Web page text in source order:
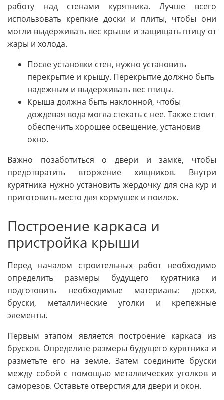
работу над стенами курятника. Лучше всего
использовать крепкие доски и плиты, чтобы они
могли выдерживать вес крыши и защищать птицу от
жары и холода.
После установки стен, нужно установить
перекрытие и крышу. Перекрытие должно быть
надежным и выдерживать вес птицы.
Крыша должна быть наклонной, чтобы
дождевая вода могла стекать с нее. Также стоит
обеспечить хорошее освещение, установив
окно.
Важно позаботиться о двери и замке, чтобы
предотвратить вторжение хищников. Внутри
курятника нужно установить жердочку для сна кур и
приготовить место для кормушек и поилок.
Построение каркаса и
пристройка крыши
Перед началом строительных работ необходимо
определить размеры будущего курятника и
подготовить необходимые материалы: доски,
бруски, металлические уголки и крепежные
элементы.
Первым этапом является построение каркаса из
брусков. Определите размеры будущего курятника и
разметьте его на земле. Затем соедините бруски
между собой с помощью металлических уголков и
саморезов. Оставьте отверстия для двери и окон.